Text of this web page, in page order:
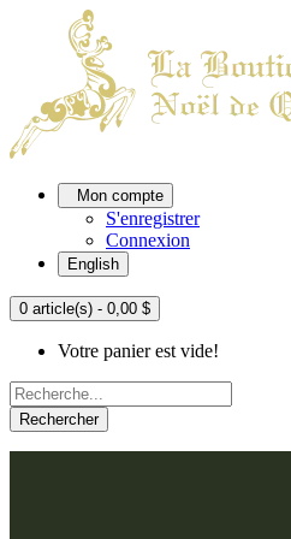
Mon compte
S'enregistrer
Connexion
English
0 article(s) - 0,00 $
Votre panier est vide!
Rechercher